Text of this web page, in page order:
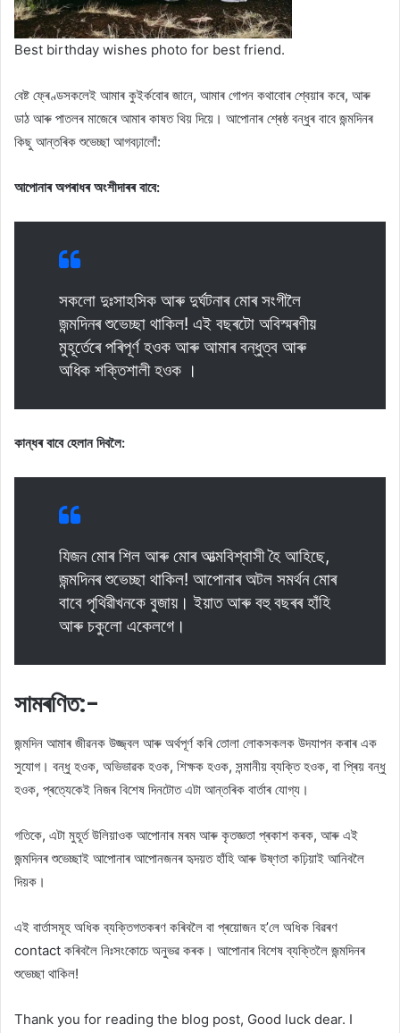
Best birthday wishes photo for best friend.
বেষ্ট ফ্ৰেণ্ডসকলেই আমাৰ কুইৰ্কবোৰ জানে, আমাৰ গোপন কথাবোৰ শ্বেয়াৰ কৰে, আৰু
ডাঠ আৰু পাতলৰ মাজেৰে আমাৰ কাষত থিয় দিয়ে। আপোনাৰ শ্ৰেষ্ঠ বন্ধুৰ বাবে জন্মদিনৰ
কিছু আন্তৰিক শুভেচ্ছা আগবঢ়ালোঁ:
আপোনাৰ অপৰাধৰ অংশীদাৰৰ বাবে:
সকলো দুঃসাহসিক আৰু দুৰ্ঘটনাৰ মোৰ সংগীলৈ
জন্মদিনৰ শুভেচ্ছা থাকিল! এই বছৰটো অবিস্মৰণীয়
মুহূৰ্তেৰে পৰিপূৰ্ণ হওক আৰু আমাৰ বন্ধুত্ব আৰু
অধিক শক্তিশালী হওক ।
কান্ধৰ বাবে হেলান দিবলৈ:
যিজন মোৰ শিল আৰু মোৰ আত্মবিশ্বাসী হৈ আহিছে,
জন্মদিনৰ শুভেচ্ছা থাকিল! আপোনাৰ অটল সমৰ্থন মোৰ
বাবে পৃথিৱীখনকে বুজায়। ইয়াত আৰু বহু বছৰৰ হাঁহি
আৰু চকুলো একেলগে।
সামৰণিত:-
জন্মদিন আমাৰ জীৱনক উজ্জ্বল আৰু অৰ্থপূৰ্ণ কৰি তোলা লোকসকলক উদযাপন কৰাৰ এক
সুযোগ। বন্ধু হওক, অভিভাৱক হওক, শিক্ষক হওক, সন্মানীয় ব্যক্তি হওক, বা প্ৰিয় বন্ধু
হওক, প্ৰত্যেকেই নিজৰ বিশেষ দিনটোত এটা আন্তৰিক বাৰ্তাৰ যোগ্য।
গতিকে, এটা মুহূৰ্ত উলিয়াওক আপোনাৰ মৰম আৰু কৃতজ্ঞতা প্ৰকাশ কৰক, আৰু এই
জন্মদিনৰ শুভেচ্ছাই আপোনাৰ আপোনজনৰ হৃদয়ত হাঁহি আৰু উষ্ণতা কঢ়িয়াই আনিবলৈ
দিয়ক।
এই বাৰ্তাসমূহ অধিক ব্যক্তিগতকৰণ কৰিবলৈ বা প্ৰয়োজন হ’লে অধিক বিৱৰণ
contact কৰিবলৈ নিঃসংকোচে অনুভৱ কৰক। আপোনাৰ বিশেষ ব্যক্তিলৈ জন্মদিনৰ
শুভেচ্ছা থাকিল!
Thank you for reading the blog post, Good luck dear. I